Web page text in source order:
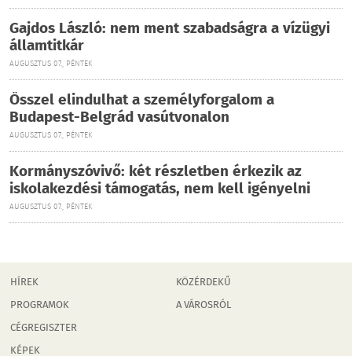
Gajdos László: nem ment szabadságra a vízügyi
államtitkár
AUGUSZTUS 07., PÉNTEK
Ősszel elindulhat a személyforgalom a
Budapest-Belgrád vasútvonalon
AUGUSZTUS 07., PÉNTEK
Kormányszóvivő: két részletben érkezik az
iskolakezdési támogatás, nem kell igényelni
AUGUSZTUS 07., PÉNTEK
HÍREK
PROGRAMOK
CÉGREGISZTER
KÉPEK
KÖZÉRDEKŰ
A VÁROSRÓL